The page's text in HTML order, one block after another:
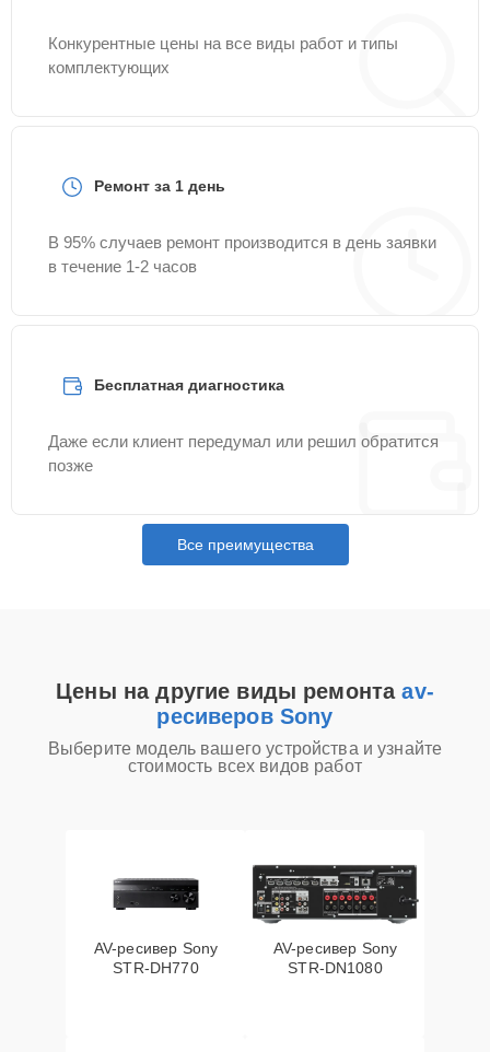
Конкурентные цены на все виды работ и типы
комплектующих
Ремонт за 1 день
В 95% случаев ремонт производится в день заявки
в течение 1-2 часов
Бесплатная диагностика
Даже если клиент передумал или решил обратится
позже
Все преимущества
Цены на другие виды ремонтаav-
ресиверов Sony
Выберите модель вашего устройства и узнайте
стоимость всех видов работ
AV-ресивер Sony
STR-DH770
AV-ресивер Sony
STR-DN1080